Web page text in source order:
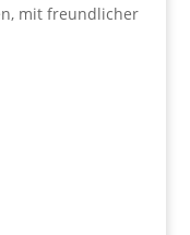
mit freundlicher